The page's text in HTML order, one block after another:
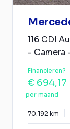
116 CDI
- Camera
Financieren?
€ 694,17
per maand
70.192 km